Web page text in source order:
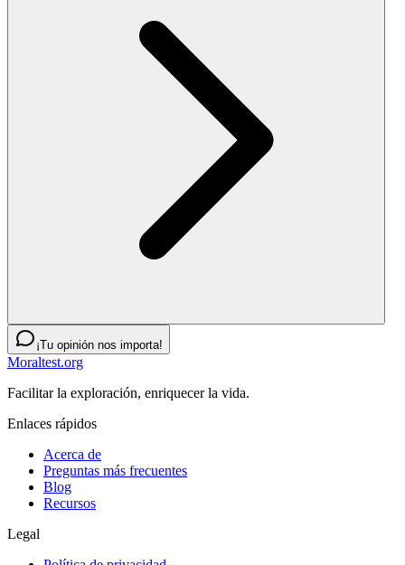
¡Tu opinión nos importa!
Moraltest.org
Facilitar la exploración, enriquecer la vida.
Enlaces rápidos
Acerca de
Preguntas más frecuentes
Blog
Recursos
Legal